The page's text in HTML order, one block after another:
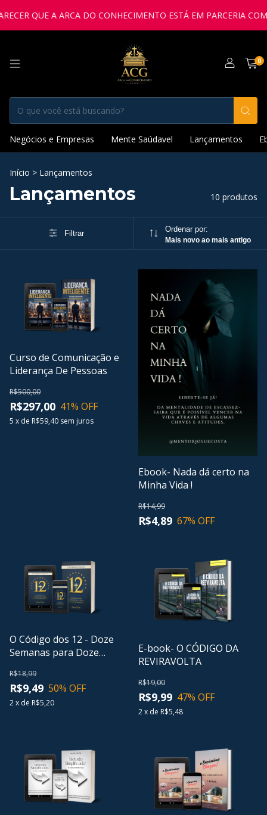
QUE A ARCA DO CONHECIMENTO ESTÁ EM PARCERIA
0
Negócios e Empresas Mente Saúdavel Lançamentos
Início > Lançamentos
Lançamentos 10 produtos
Filtrar Ordenar por:
Mais novo ao mais antigo
Curso de Comunicação e
Liderança De Pessoas
R$297,00
R$500,00
41% OFF
5 x de R$59,40 sem juros
Ebook- Nada dá certo na
Minha Vida !
R$4,89
R$14,99
67% OFF
O Código dos 12 - Doze
Semanas para Doze
R$9,49
R$18,99
50% OFF
2x de R$5,20
E-book- O CÓDIGO DA
REVIRAVOLTA
R$9,99
R$19,00
47% OFF
2x de R$5,48